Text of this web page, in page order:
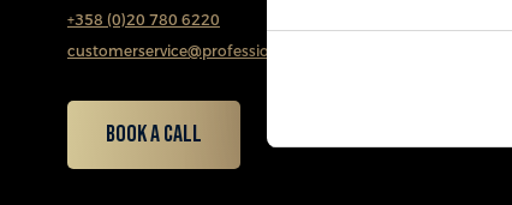
+358 (0)20 780 6220
customerservice@professio.fi
Book a call